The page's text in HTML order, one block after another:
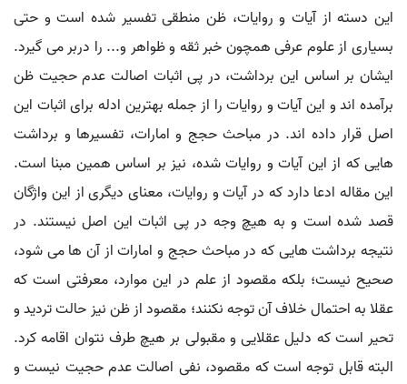
این دسته از آیات و روایات، ظن منطقی تفسیر شده است و حتی
بسیاری از علوم عرفی همچون خبر ثقه و ظواهر و... را دربر می گیرد.
ایشان بر اساس این برداشت، در پی اثبات اصالت عدم حجیت ظن
برآمده اند و این آیات و روایات را از جمله بهترین ادله برای اثبات این
اصل قرار داده اند. در مباحث حجج و امارات، تفسیرها و برداشت
هایی که از این آیات و روایات شده، نیز بر اساس همین مبنا است.
این مقاله ادعا دارد که در آیات و روایات، معنای دیگری از این واژگان
قصد شده است و به هیچ وجه در پی اثبات این اصل نیستند. در
نتیجه برداشت هایی که در مباحث حجج و امارات از آن ها می شود،
صحیح نیست؛ بلکه مقصود از علم در این موارد، معرفتی است که
عقلا به احتمال خلاف آن توجه نکنند؛ مقصود از ظن نیز حالت تردید و
تحیر است که دلیل عقلایی و مقبولی بر هیچ طرف نتوان اقامه کرد.
البته قابل توجه است که مقصود، نفی اصالت عدم حجیت نیست و